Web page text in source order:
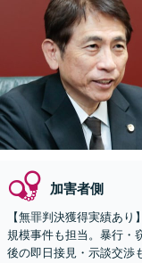
加害者側
【無罪判決獲得実績あ
規模事件も担当。暴行・
後の即日接見・示談交渉